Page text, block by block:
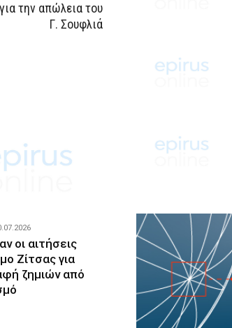
την απώλεια του
Γ. Σουφλιά
οι αιτήσεις
Ζίτσας για
ζημιών από